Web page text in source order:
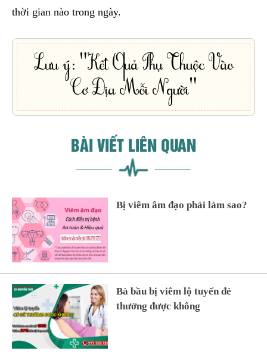
thời gian nào trong ngày.
Lưu ý: "Kết Quả Phụ Thuộc Vào
Cơ Địa Mỗi Người"
BÀI VIẾT LIÊN QUAN
Bị viêm âm đạo phải làm sao?
Bà bầu bị viêm lộ tuyến đẻ
thường được không